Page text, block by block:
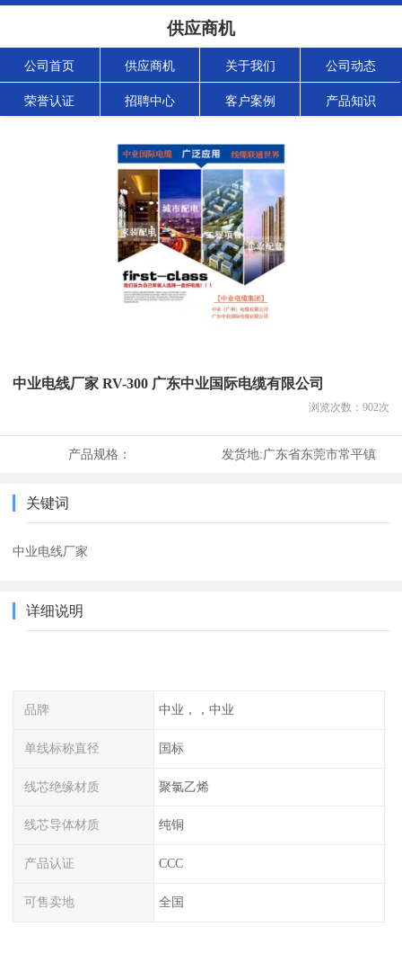
供应商机
公司首页 供应商机 关于我们 公司动态
荣誉认证 招聘中心 客户案例 产品知识
中业电线厂家 RV-300 广东中业国际电缆有限公司
浏览次数： 902次
产品规格： 发货地:广东省东莞市常平镇
关键词
中业电线厂家
详细说明
品牌 中业，，中业
单线标称直径 国标
线芯绝缘材质 聚氯乙烯
线芯导体材质 纯铜
产品认证 CCC
可售卖地 全国